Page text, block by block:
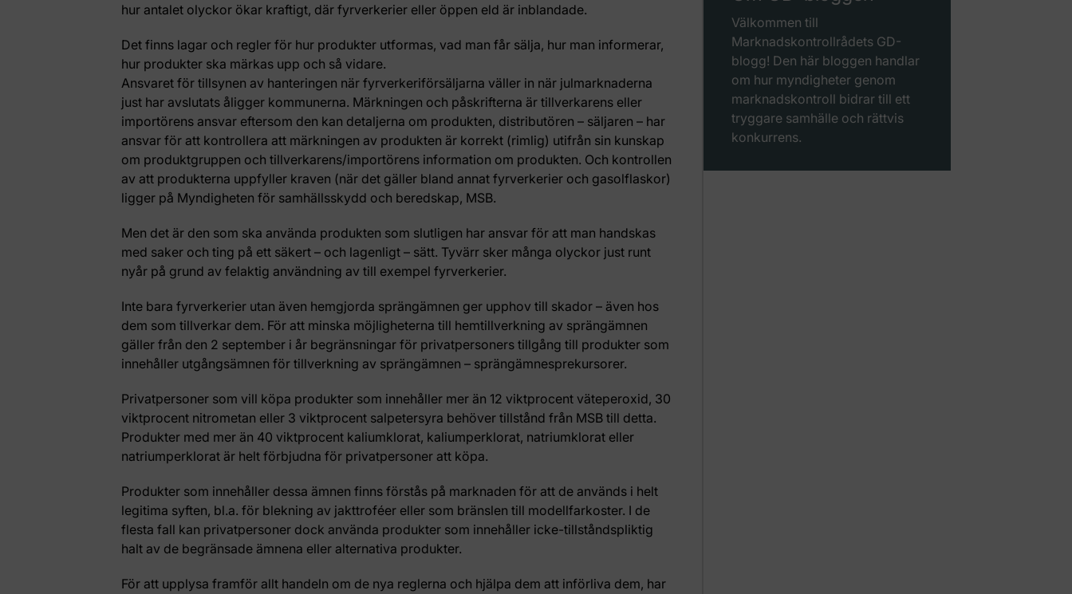
hur antalet olyckor ökar kraftigt, där fyrverkerier eller öppen eld är inblandade.
Det finns lagar och regler för hur produkter utformas, vad man får sälja, hur man informerar,
hur produkter ska märkas upp och så vidare.
Ansvaret för tillsynen av hanteringen när fyrverkeriförsäljarna väller in när julmarknaderna
just har avslutats åligger kommunerna. Märkningen och påskrifterna är tillverkarens eller
importörens ansvar eftersom den kan detaljerna om produkten, distributören – säljaren – har
ansvar för att kontrollera att märkningen av produkten är korrekt (rimlig) utifrån sin kunskap
om produktgruppen och tillverkarens/importörens information om produkten. Och kontrollen
av att produkterna uppfyller kraven (när det gäller bland annat fyrverkerier och gasolflaskor)
ligger på Myndigheten för samhällsskydd och beredskap, MSB.
Men det är den som ska använda produkten som slutligen har ansvar för att man handskas
med saker och ting på ett säkert – och lagenligt – sätt. Tyvärr sker många olyckor just runt
nyår på grund av felaktig användning av till exempel fyrverkerier.
Inte bara fyrverkerier utan även hemgjorda sprängämnen ger upphov till skador – även hos
dem som tillverkar dem. För att minska möjligheterna till hemtillverkning av sprängämnen
gäller från den 2 september i år begränsningar för privatpersoners tillgång till produkter som
innehåller utgångsämnen för tillverkning av sprängämnen – sprängämnesprekursorer.
Privatpersoner som vill köpa produkter som innehåller mer än 12 viktprocent väteperoxid, 30
viktprocent nitrometan eller 3 viktprocent salpetersyra behöver tillstånd från MSB till detta.
Produkter med mer än 40 viktprocent kaliumklorat, kaliumperklorat, natriumklorat eller
natriumperklorat är helt förbjudna för privatpersoner att köpa.
Produkter som innehåller dessa ämnen finns förstås på marknaden för att de används i helt
legitima syften, bl.a. för blekning av jakttroféer eller som bränslen till modellfarkoster. I de
flesta fall kan privatpersoner dock använda produkter som innehåller icke-tillståndspliktig
halt av de begränsade ämnena eller alternativa produkter.
För att upplysa framför allt handeln om de nya reglerna och hjälpa dem att införliva dem, har
Välkommen till
Marknadskontrollrådets GD-
blogg! Den här bloggen handlar
om hur myndigheter genom
marknadskontroll bidrar till ett
tryggare samhälle och rättvis
konkurrens.